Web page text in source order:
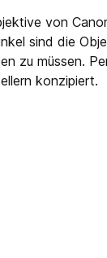
von
sind die
zu müssen.
konzipiert.